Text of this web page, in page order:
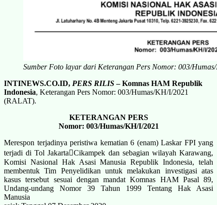
Sumber Foto layar dari Keterangan Pers Nomor: 003/
INTINEWS.CO.ID, PERS RILIS– Komnas HAM Republik
Indonesia, Keterangan Pers Nomor: 003/Humas/KH/I/2021
(RALAT).
KETERANGAN PERS
Nomor: 003/Humas/KH/I/2021
Merespon terjadinya peristiwa kematian 6 (enam) Laskar FPI yang
terjadi di Tol Jakarta￾Cikampek dan sebagian wilayah Karawang,
Komisi Nasional Hak Asasi Manusia Republik Indonesia, telah
membentuk Tim Penyelidikan untuk melakukan investigasi atas
kasus tersebut sesuai dengan mandat Komnas HAM Pasal 89,
Undang-undang Nomor 39 Tahun 1999 Tentang Hak Asasi
Manusia